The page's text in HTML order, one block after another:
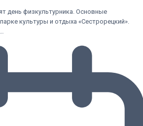
день физкультурника. Основные
культуры и отдыха «Сестрорецкий».